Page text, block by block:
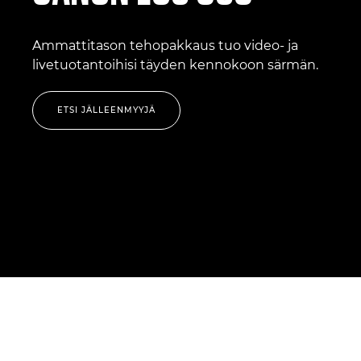
Ammattitason tehopakkaus tuo video- ja
livetuotantoihisi täyden kennokoon särmän.
ETSI JÄLLEENMYYJÄ